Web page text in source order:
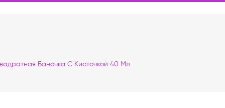
Баночка С Кисточкой 40 Мл